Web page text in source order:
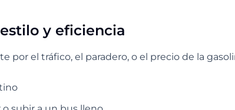
y eficiencia
por el tráfico, el paradero, o el precio de la